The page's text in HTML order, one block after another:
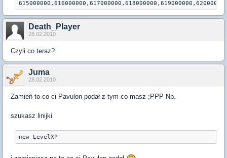
Death_Player
28.02.2010
Czyli co teraz?
Juma
28.02.2010
Zamień to co ci Pavulon podał z tym co masz ;PPP Np.
szukasz linijki
new LevelXP